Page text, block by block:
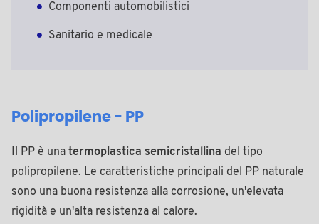
Componenti automobilistici
Sanitario e medicale
Polipropilene - PP
Il PP è una termoplastica semicristallina del tipo
polipropilene. Le caratteristiche principali del PP naturale
sono una buona resistenza alla corrosione, un'elevata
rigidità e un'alta resistenza al calore.